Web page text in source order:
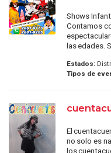
Shows
Contamos
las edades.
Estados:
Tipos de
El
no solo es
los